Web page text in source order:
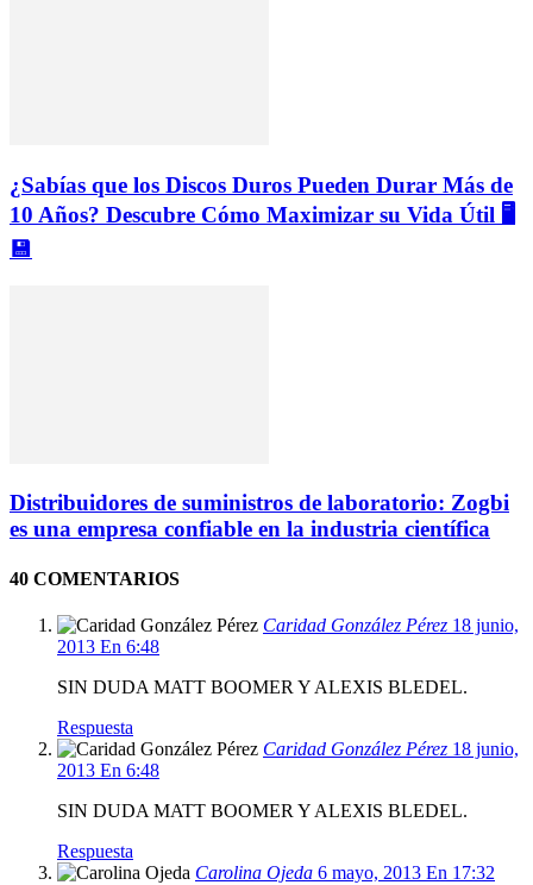
¿Sabías que los Discos Duros Pueden Durar Más de
10 Años? Descubre Cómo Maximizar su Vida Útil 🖥️
💾
Distribuidores de suministros de laboratorio: Zogbi
es una empresa confiable en la industria científica
40 COMENTARIOS
Caridad González Pérez 18 junio,
2013 En 6:48
SIN DUDA MATT BOOMER Y ALEXIS BLEDEL.
Respuesta
Caridad González Pérez 18 junio,
2013 En 6:48
SIN DUDA MATT BOOMER Y ALEXIS BLEDEL.
Respuesta
Carolina Ojeda 6 mayo, 2013 En 17:32